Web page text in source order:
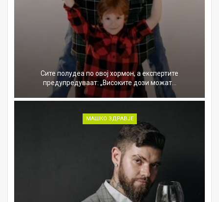
Сите полудеа по овој хормон, а експертите
предупредуваат: „Високите дози можат…
МАШКО ЗДРАВЈЕ